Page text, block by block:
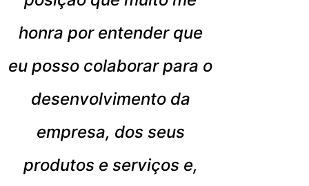
honra por entender que
eu posso colaborar para o
desenvolvimento da
empresa, dos seus
produtos e serviços e,